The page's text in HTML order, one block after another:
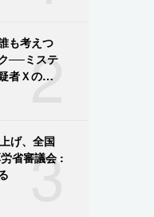
2
も考えつ
──ミステ
者Ｘの献
3
げ、全国
省審議会 :